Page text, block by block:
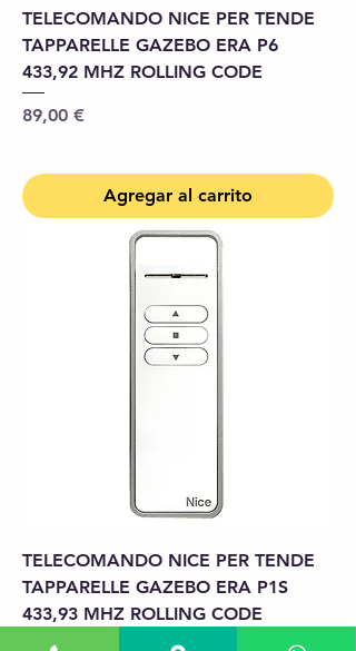
TELECOMANDO NICE PER TENDE
TAPPARELLE GAZEBO ERA P6
433,92 MHZ ROLLING CODE
Precio
89,00 €
Agregar al carrito
TELECOMANDO NICE PER TENDE
TAPPARELLE GAZEBO ERA P1S
433,93 MHZ ROLLING CODE